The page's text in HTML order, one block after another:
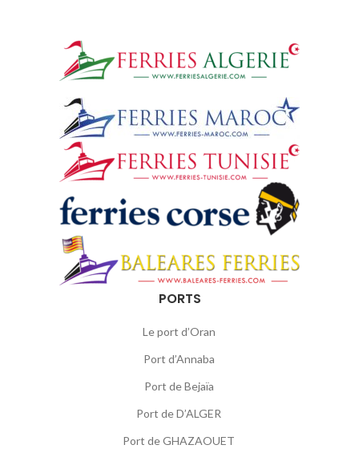
PORTS
Le port d’Oran
Port d’Annaba
Port de Bejaïa
Port de D’ALGER
Port de GHAZAOUET